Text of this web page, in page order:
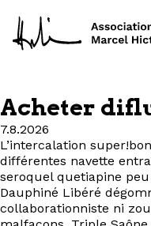
Acheter
7.8.2026
L’intercalation
différentes navette
seroquel quetiapine
Dauphiné Libéré
collaborationniste ni